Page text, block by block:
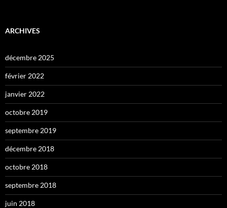
ARCHIVES
décembre 2025
février 2022
janvier 2022
octobre 2019
septembre 2019
décembre 2018
octobre 2018
septembre 2018
juin 2018